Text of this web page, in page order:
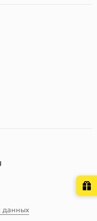
данных